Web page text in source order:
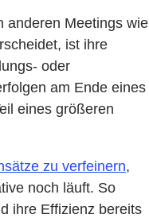
anderen Meetings wie
ist ihre
oder
am Ende eines
eines größeren
zu verfeinern,
noch läuft. So
ihre Effizienz bereits